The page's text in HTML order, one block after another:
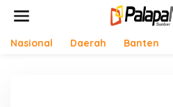
Nasional Daerah Banten